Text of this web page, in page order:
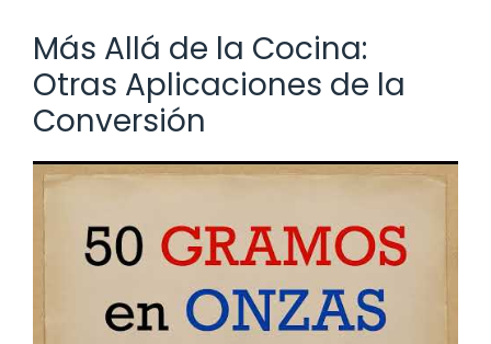
Más Allá de la Cocina:
Otras Aplicaciones de la
Conversión